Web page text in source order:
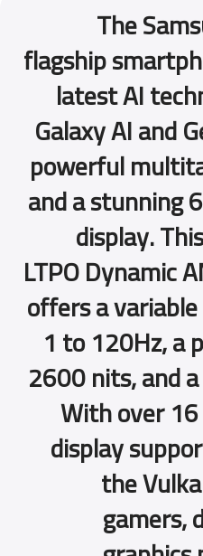
The
flagship
latest AI
Galaxy AI and
powerful
and a stunning
display.
LTPO Dynamic
offers a
1 to 120Hz, a
2600 nits, and
With over
display
the
gamers,